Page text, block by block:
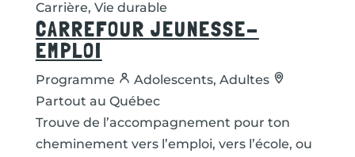
Carrière, Vie durable
CARREFOUR JEUNESSE-
EMPLOI
Programme
Adolescents, Adultes
Partout au Québec
Trouve de l’accompagnement pour ton
cheminement vers l’emploi, vers l’école, ou